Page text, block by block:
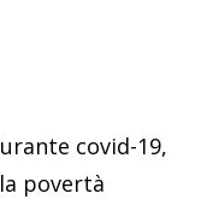
covid-19,
povertà